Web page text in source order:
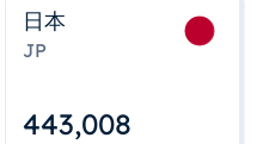
日本
JP
443,008